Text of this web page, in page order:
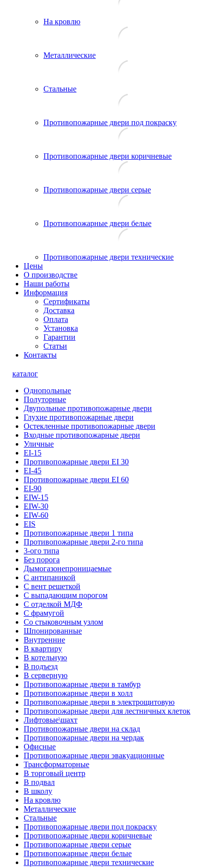
На кровлю
Металлические
Стальные
Противопожарные двери под покраску
Противопожарные двери коричневые
Противопожарные двери серые
Противопожарные двери белые
Противопожарные двери технические
Цены
О производстве
Наши работы
Информация
Сертификаты
Доставка
Оплата
Установка
Гарантии
Статьи
Контакты
каталог
Однопольные
Полуторные
Двупольные противопожарные двери
Глухие противопожарные двери
Остекленные противопожарные двери
Входные противопожарные двери
Уличные
EI-15
Противопожарные двери EI 30
EI-45
Противопожарные двери EI 60
EI-90
EIW-15
EIW-30
EIW-60
EIS
Противопожарные двери 1 типа
Противопожарные двери 2-го типа
3-ого типа
Без порога
Дымогазонепроницаемые
С антипаникой
С вент решеткой
С выпадающим порогом
С отделкой МДФ
С фрамугой
Со стыковочным узлом
Шпонированные
Внутренние
В квартиру
В котельную
В подъезд
В серверную
Противопожарные двери в тамбур
Противопожарные двери в холл
Противопожарные двери в электрощитовую
Противопожарные двери для лестничных клеток
Лифтовые\шахт
Противопожарные двери на склад
Противопожарные двери на чердак
Офисные
Противопожарные двери эвакуационные
Трансформаторные
В торговый центр
В подвал
В школу
На кровлю
Металлические
Стальные
Противопожарные двери под покраску
Противопожарные двери коричневые
Противопожарные двери серые
Противопожарные двери белые
Противопожарные двери технические